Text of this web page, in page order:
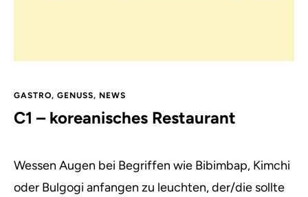
GASTRO, GENUSS, NEWS
C1 – koreanisches Restaurant
Wessen Augen bei Begriffen wie Bibimbap, Kimchi
oder Bulgogi anfangen zu leuchten, der/die sollte